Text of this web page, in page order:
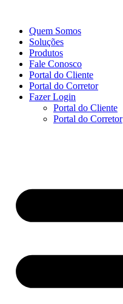
conteúdo
Quem Somos
Soluções
Produtos
Fale Conosco
Portal do Cliente
Portal do Corretor
Fazer Login
Portal do Cliente
Portal do Corretor